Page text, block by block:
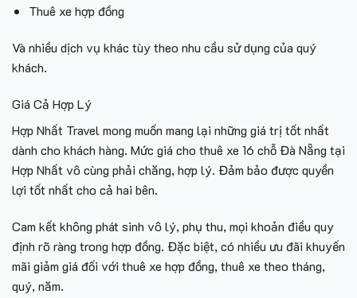
Thuê xe hợp đồng
Và nhiều dịch vụ khác tùy theo nhu cầu sử dụng của quý
khách.
Giá Cả Hợp Lý
Hợp Nhất Travel mong muốn mang lại những giá trị tốt nhất
dành cho khách hàng. Mức giá cho thuê xe 16 chỗ Đà Nẵng tại
Hợp Nhất vô cùng phải chăng, hợp lý. Đảm bảo được quyền
lợi tốt nhất cho cả hai bên.
Cam kết không phát sinh vô lý, phụ thu, mọi khoản điều quy
định rõ ràng trong hợp đồng. Đặc biệt, có nhiều ưu đãi khuyến
mãi giảm giá đối với thuê xe hợp đồng, thuê xe theo tháng,
quý, năm.